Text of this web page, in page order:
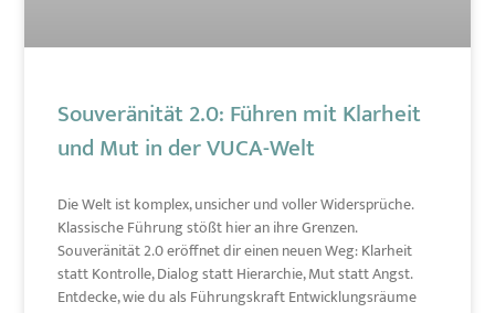
Souveränität 2.0: Führen mit Klarheit
und Mut in der VUCA-Welt
Die Welt ist komplex, unsicher und voller Widersprüche.
Klassische Führung stößt hier an ihre Grenzen.
Souveränität 2.0 eröffnet dir einen neuen Weg: Klarheit
statt Kontrolle, Dialog statt Hierarchie, Mut statt Angst.
Entdecke, wie du als Führungskraft Entwicklungsräume